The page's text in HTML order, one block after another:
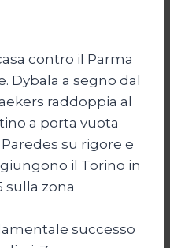
contro il Parma
Dybala a segno dal
raddoppia al
a porta vuota
su rigore e
il Torino in
sulla zona
successo